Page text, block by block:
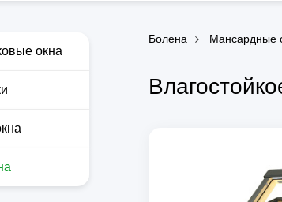
окна
Болена Мансардные